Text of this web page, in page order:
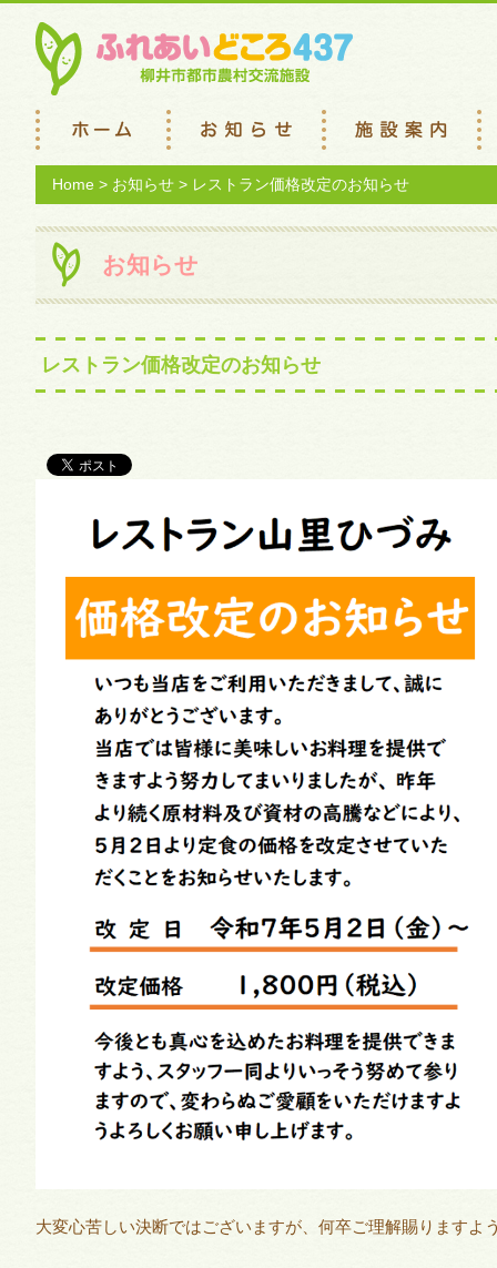
Home > お知らせ > レストラン価格改定のお知らせ
お知らせ
レストラン価格改定のお知らせ
大変心苦しい決断ではございますが、何卒ご理解賜りますよ